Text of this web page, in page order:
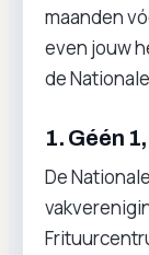
maanden
even jouw
de
1. Géén
De